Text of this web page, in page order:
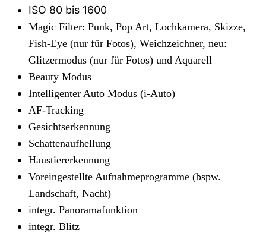
ISO 80 bis 1600
Magic Filter: Punk, Pop Art, Lochkamera, Skizze,
Fish-Eye (nur für Fotos), Weichzeichner, neu:
Glitzermodus (nur für Fotos) und Aquarell
Beauty Modus
Intelligenter Auto Modus (i-Auto)
AF-Tracking
Gesichtserkennung
Schattenaufhellung
Haustiererkennung
Voreingestellte Aufnahmeprogramme (bspw.
Landschaft, Nacht)
integr. Panoramafunktion
integr. Blitz